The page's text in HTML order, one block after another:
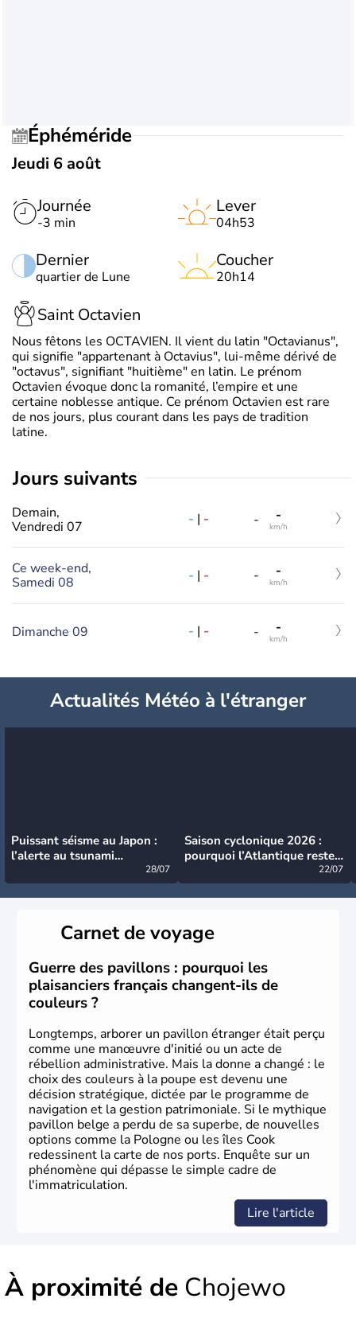
Éphéméride
Jeudi 6 août
Journée
-3 min
Dernier
quartier de Lune
Lever
04h53
Coucher
20h14
Saint Octavien
Nous fêtons les OCTAVIEN. Il vient du latin "Octavianus",
qui signifie "appartenant à Octavius", lui-même dérivé de
"octavus", signifiant "huitième" en latin. Le prénom
Octavien évoque donc la romanité, l’empire et une
certaine noblesse antique. Ce prénom Octavien est rare
de nos jours, plus courant dans les pays de tradition
latine.
jours suivants
Demain,
Vendredi 07
- | - - -
km/h
Ce week-end,
Samedi 08
- | - - -
km/h
Dimanche 09 - | - - -
km/h
Actualités Météo à l'étranger
Puissant séisme au Japon :
l’alerte au tsunami
28/07
Saison cyclonique 2026 :
pourquoi l’Atlantique reste
22/07
Carnet de voyage
Guerre des pavillons : pourquoi les
plaisanciers français changent-ils de
couleurs ?
Longtemps, arborer un pavillon étranger était perçu
comme une manœuvre d'initié ou un acte de
rébellion administrative. Mais la donne a changé : le
choix des couleurs à la poupe est devenu une
décision stratégique, dictée par le programme de
navigation et la gestion patrimoniale. Si le mythique
pavillon belge a perdu de sa superbe, de nouvelles
options comme la Pologne ou les îles Cook
redessinent la carte de nos ports. Enquête sur un
phénomène qui dépasse le simple cadre de
l'immatriculation.
Lire l'article
À proximité de Chojewo